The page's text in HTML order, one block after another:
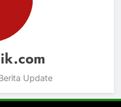
Update